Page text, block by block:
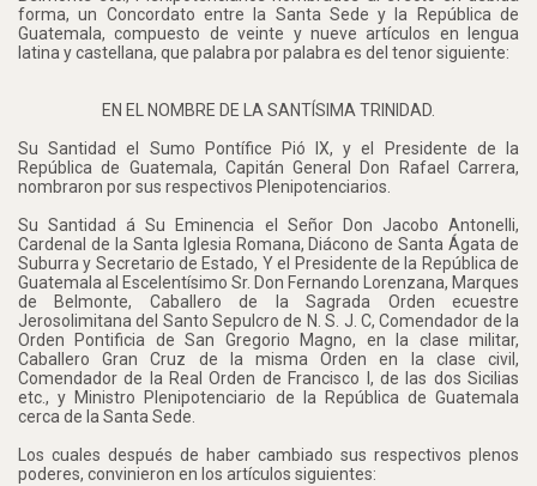
forma, un Concordato entre la Santa Sede y la República de
Guatemala, compuesto de veinte y nueve artículos en lengua
latina y castellana, que palabra por palabra es del tenor siguiente:
EN EL NOMBRE DE LA SANTÍSIMA TRINIDAD.
Su Santidad el Sumo Pontífice Pió IX, y el Presidente de la
República de Guatemala, Capitán General Don Rafael Carrera,
nombraron por sus respectivos Plenipotenciarios.
Su Santidad á Su Eminencia el Señor Don Jacobo Antonelli,
Cardenal de la Santa Iglesia Romana, Diácono de Santa Ágata de
Suburra y Secretario de Estado, Y el Presidente de la República de
Guatemala al Escelentísimo Sr. Don Fernando Lorenzana, Marques
de Belmonte, Caballero de la Sagrada Orden ecuestre
Jerosolimitana del Santo Sepulcro de N. S. J. C, Comendador de la
Orden Pontificia de San Gregorio Magno, en la clase militar,
Caballero Gran Cruz de la misma Orden en la clase civil,
Comendador de la Real Orden de Francisco I, de las dos Sicilias
etc., y Ministro Plenipotenciario de la República de Guatemala
cerca de la Santa Sede.
Los cuales después de haber cambiado sus respectivos plenos
poderes, convinieron en los artículos siguientes: